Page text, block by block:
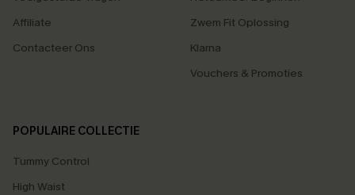
Affiliate
Contacteer Ons
Zwem Fit Oplossing
Klarna
Vouchers & Promoties
POPULAIRE COLLECTIE
Tummy Control
High Waist